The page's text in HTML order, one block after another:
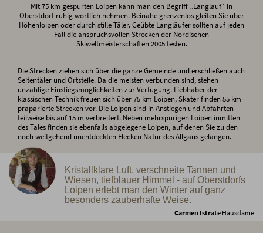
Mit 75 km gespurten Loipen kann man den Begriff „Langlauf“ in
Oberstdorf ruhig wörtlich nehmen. Beinahe grenzenlos gleiten Sie über
Höhenloipen oder durch stille Täler. Geübte Langläufer sollten auf jeden
Fall die anspruchsvollen Strecken der Nordischen
Skiweltmeisterschaften 2005 testen.
Die Strecken ziehen sich über die ganze Gemeinde und erschließen auch
Seitentäler und Ortsteile. Da die meisten verbunden sind, stehen
unzählige Einstiegsmöglichkeiten zur Verfügung. Liebhaber der
klassischen Technik freuen sich über 75 km Loipen, Skater finden 55 km
präparierte Strecken vor. Die Loipen sind in Anstiegen und Abfahrten
teilweise bis auf 15 m verbreitert. Neben mehrspurigen Loipen inmitten
des Tales finden sie ebenfalls abgelegene Loipen, auf denen Sie zu den
noch weitgehend unentdeckten Flecken Natur des Allgäus gelangen.
Kristallklare Luft, verschneite Tannen und
Wiesen, tiefblauer Himmel - auf Oberstdorfs
Loipen erlebt man den Winter auf ganz
besonders zauberhafte Weise.
Carmen Istrate Hausdame